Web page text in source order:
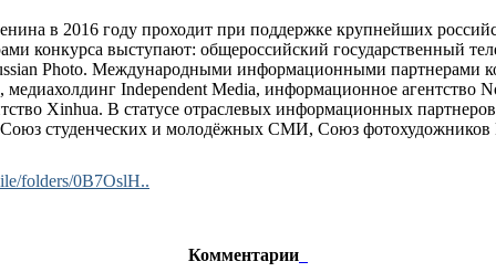
в 2016 году проходит при поддержке крупнейших
конкурса выступают: общероссийский государственный
Photo. Международными информационными партнерами
Independent Media, информационное агентство
Xinhua. В статусе отраслевых информационных
студенческих и молодёжных СМИ, Союз фотохудожников
folders/0B7OslH..
Комментарии